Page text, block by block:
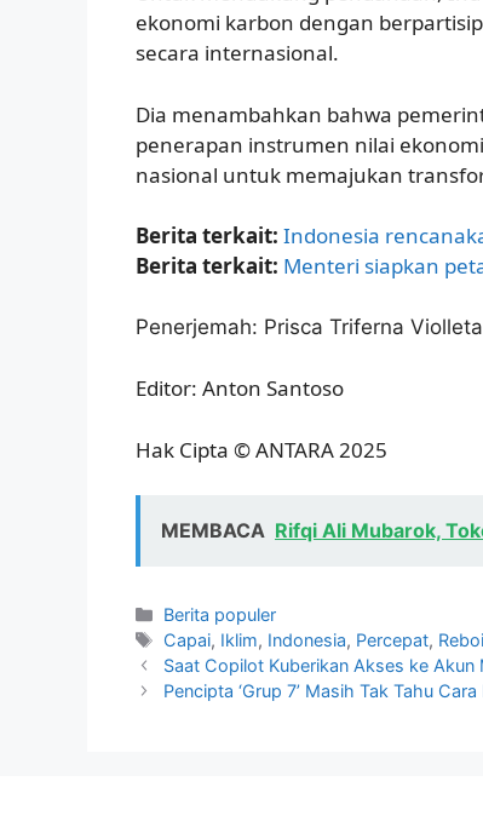
ekonomi karbon dengan
secara internasional.
Dia menambahkan bahwa
penerapan instrumen nilai
nasional untuk memajukan
Berita terkait: Indonesia
Berita terkait: Menteri siapkan
Penerjemah: Prisca Triferna
Editor: Anton Santoso
Hak Cipta © ANTARA 2025
MEMBACA Rifqi Ali Mubarok,
Kategori
Berita populer
Tag
Capai, Iklim, Indonesia, Percepat,
Saat Copilot Kuberikan Akses ke
Pencipta ‘Grup 7’ Masih Tak Tahu